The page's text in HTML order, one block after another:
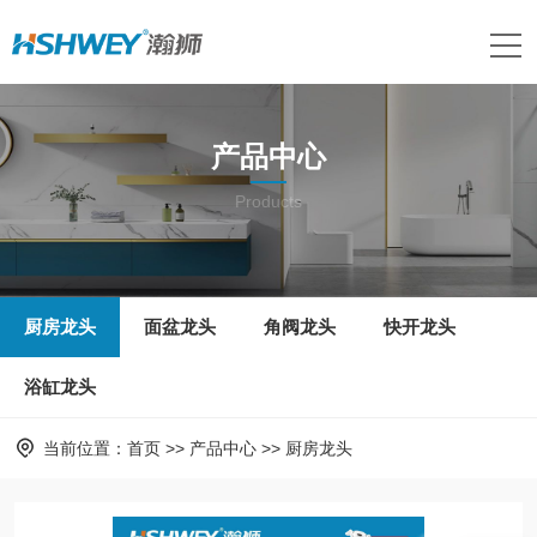
产品中心
Products
厨房龙头 面盆龙头 角阀龙头 快开龙头
浴缸龙头
当前位置： 首页 >> 产品中心 >> 厨房龙头